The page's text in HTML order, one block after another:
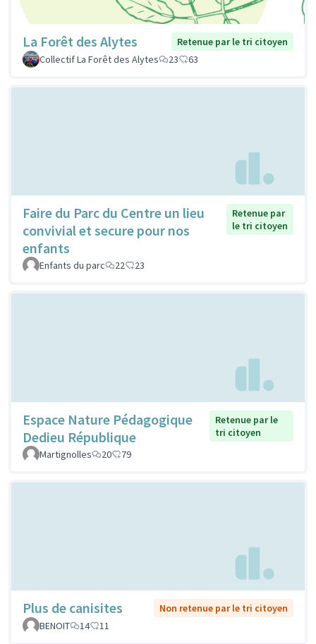
La Forêt des Alytes
Retenue par le tri citoyen
Collectif La Forêt des Alytes
23 63
Faire du Parc du Centre un lieu
convivial et secure pour nos
enfants
Retenue par
le tri citoyen
Enfants du parc 22 23
Espace Nature Pédagogique
Dedieu République
Retenue par le
tri citoyen
Martignolles
20 79
Plus de canisites
Non retenue par le tri citoyen
BENOIT
14 11